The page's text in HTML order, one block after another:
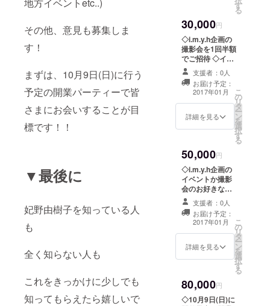
その他、意見も募集しま
す！
まずは、10月9日(日)に行う
予定の開業パーティーで皆
さまにお会いすることが目
標です！！
▼最後に
妃野由樹子を知っている人
も
全く知らない人も
これをきっかけに少しでも
知ってもらえたら嬉しいで
す
る
30,000円
◇i.m.y.h企画の
撮影会を1回半額
でご招待 ◇イベ
ント内容などの
案の要望可能 実
現可能な限りの
要望を参考にさ
せて頂きます。
◇ボイス入り目
覚まし時計 or サ
イン入り写真2枚
支援者：0人
お届け予定：
2017年01月
詳細を見る
こ
の
リ
タ
ー
ン
を
選
択
す
る
50,000円
◇i.m.y.h企画の
イベントか撮影
会のお好きな企
画を2つ半額ご招
待 ◇イベント内
容などの案の要
望可能 実現可能
な限りの要望を
参考にさせて頂
きます。 ◇ボイ
り写真2枚
支援者：0人
お届け予定：
2017年01月
詳細を見る
こ
の
リ
タ
ー
ン
を
選
択
す
る
80,000円
◇10月9日(日)に